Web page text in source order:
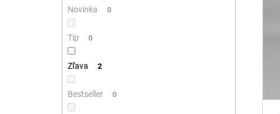
Novinka 0
Tip 0
Zľava 2
Bestseller 0
o